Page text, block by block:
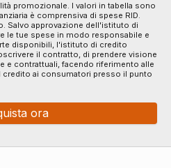
promozionale. I valori in tabella sono
è comprensiva di spese RID.
Salvo approvazione dell'istituto di
le tue spese in modo responsabile e
disponibili, l'istituto di credito
il contratto, di prendere visione
e contrattuali, facendo riferimento alle
ai consumatori presso il punto
ora